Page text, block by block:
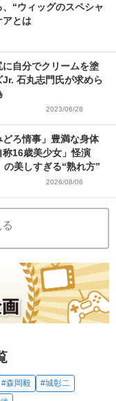
“ウィッグのスペシャ
アとは
に自分でクリームを塗
石丸志門氏が求めら
2023/06/28
ろ情事」豊満な身体
16歳美少女」怪演
美しすぎる“熟れ方”
2026/08/06
#森岡毅
#城彰二